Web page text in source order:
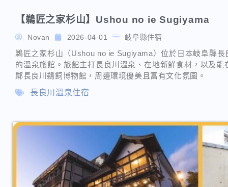
【鵜匠之家杉山】Ushou no ie Sugiyama
Novan 2026-04-01 岐阜縣住宿
鵜匠之家杉山（Ushou no ie Sugiyama）位於日本岐阜縣
的溫泉旅館。旅館主打長良川溫泉、在地新鮮食材，以及
鄰長良川鵜飼博物館，周邊環境優美且富有文化氛圍。
長良川溫泉住宿